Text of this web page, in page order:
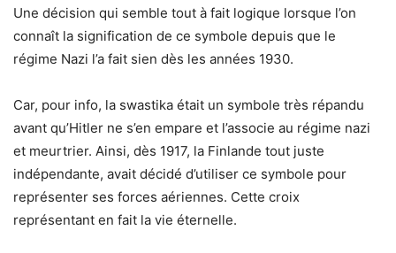
Une décision qui semble tout à fait logique lorsque l’on
connaît la signification de ce symbole depuis que le
régime Nazi l’a fait sien dès les années 1930.
Car, pour info, la swastika était un symbole très répandu
avant qu’Hitler ne s’en empare et l’associe au régime nazi
et meurtrier. Ainsi, dès 1917, la Finlande tout juste
indépendante, avait décidé d’utiliser ce symbole pour
représenter ses forces aériennes. Cette croix
représentant en fait la vie éternelle.